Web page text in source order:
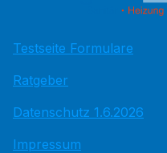
Testseite Formulare
Ratgeber
Datenschutz 1.6.2026
Impressum